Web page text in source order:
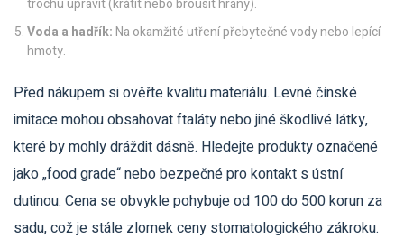
trochu upravit (krátit nebo brousit hrany).
Voda a hadřík:Na okamžité utření přebytečné vody nebo lepící
hmoty.
Před nákupem si ověřte kvalitu materiálu. Levné čínské
imitace mohou obsahovat ftaláty nebo jiné škodlivé látky,
které by mohly dráždit dásně. Hledejte produkty označené
jako „food grade“ nebo bezpečné pro kontakt s ústní
dutinou. Cena se obvykle pohybuje od 100 do 500 korun za
sadu, což je stále zlomek ceny stomatologického zákroku.